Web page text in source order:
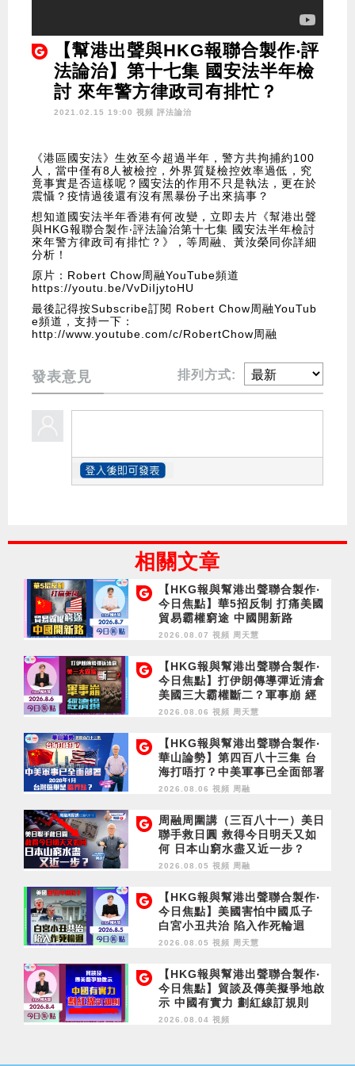
【幫港出聲與HKG報聯合製作‧評
法論治】第十七集 國安法半年檢
討 來年警方律政司有排忙？
2021.02.15 19:00 視頻 評法論治
《港區國安法》生效至今超過半年，警方共拘捕約100
人，當中僅有8人被檢控，外界質疑檢控效率過低，究
竟事實是否這樣呢？國安法的作用不只是執法，更在於
震懾？疫情過後還有沒有黑暴份子出來搞事？
想知道國安法半年香港有何改變，立即去片《幫港出聲
與HKG報聯合製作‧評法論治第十七集 國安法半年檢討
來年警方律政司有排忙？》，等周融、黃汝榮同你詳細
分析！
原片：Robert Chow周融YouTube頻道
https://youtu.be/VvDiIjytoHU
最後記得按Subscribe訂閱 Robert Chow周融YouTub
e頻道，支持一下：
http://www.youtube.com/c/RobertChow周融
發表意見 排列方式:
相關文章
【HKG報與幫港出聲聯合製作‧
今日焦點】華5招反制 打痛美國
貿易霸權窮途 中國開新路
2026.08.07 視頻 周天慧
【HKG報與幫港出聲聯合製作‧
今日焦點】打伊朗傳導彈近清倉
美國三大霸權斷二？軍事崩 經
濟損
2026.08.06 視頻 周天慧
【HKG報與幫港出聲聯合製作‧
華山論勢】第四百八十三集 台
海打唔打？中美軍事已全面部署
2028年1月台灣選舉是臨界點？
2026.08.06 視頻 周融
周融周圍講（三百八十一）美日
聯手救日圓 救得今日明天又如
何 日本山窮水盡又近一步？
2026.08.05 視頻 周融
【HKG報與幫港出聲聯合製作‧
今日焦點】美國害怕中國瓜子
白宮小丑共治 陷入作死輪迴
2026.08.05 視頻 周天慧
【HKG報與幫港出聲聯合製作‧
今日焦點】貿談及傳美擬爭地啟
示 中國有實力 劃紅線訂規則
2026.08.04 視頻